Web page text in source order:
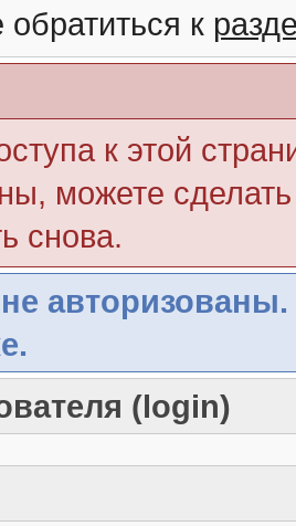
обратиться к
к этой
можете
снова.
авторизованы.
(login)